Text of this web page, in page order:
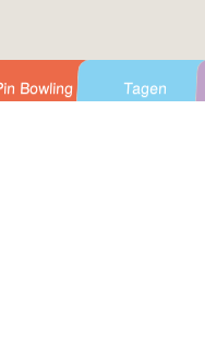
Bowling Tagen